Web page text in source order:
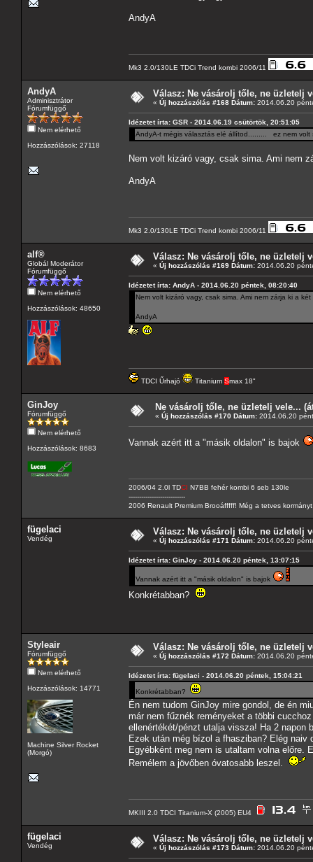
AndyA
Mk3 2.0/130LE TDCi Trend kombi 2006/11
AndyA
Adminisztrátor
Fórumfüggő
Nem elérhető
Hozzászólások: 27118
Válasz: Ne vásárolj tőle, ne üzletelj
« Új hozzászólás #168 Dátum: 2014.06.20
Idézetet írta: GSR - 2014.06.19 csütörtök, 20:51:05
AndyA-t mégis választás elé állítod......... ez nem volt
Nem volt kizáró vagy, csak sima. Ami nem
AndyA
Mk3 2.0/130LE TDCi Trend kombi 2006/11
alf®
Globál Moderátor
Fórumfüggő
Nem elérhető
Hozzászólások: 48650
Válasz: Ne vásárolj tőle, ne üzletelj
« Új hozzászólás #169 Dátum: 2014.06.20
Idézetet írta: AndyA - 2014.06.20 péntek, 08:20:40
Nem volt kizáró vagy, csak sima. Ami nem zárja ki a
AndyA
TDCI Űrhajó Titanium Smax 18"
GinJoy
Fórumfüggő
Nem elérhető
Hozzászólások: 8683
Ne vásárolj tőle, ne üzletelj vele...
« Új hozzászólás #170 Dátum: 2014.06.20
Vannak azért itt a "másik oldalon" is bajok
2006/04 2.0l TDCI N7BB fehér kombi 6 seb 130le
---------------------------
2006 Renault Premium Brooáfffff! Még a tetves
fügelaci
Vendég
Válasz: Ne vásárolj tőle, ne üzletelj
« Új hozzászólás #171 Dátum: 2014.06.20
Idézetet írta: GinJoy - 2014.06.20 péntek, 13:07:15
Vannak azért itt a "másik oldalon" is bajok
Konkrétabban?
Styleair
Fórumfüggő
Nem elérhető
Hozzászólások: 14771
Machine Silver Rocket
(Morgó)
Válasz: Ne vásárolj tőle, ne üzletelj
« Új hozzászólás #172 Dátum: 2014.06.20
Idézetet írta: fügelaci - 2014.06.20 péntek, 15:04:21
Konkrétabban?
Én nem tudom GinJoy mire gondol, de én
már nem fűznék reményeket a többi
ellenértékét/pénzt utalja vissza! Ha 2 napon
Ezek után még bízol a fhasziban? Elég naiv
Egyébként meg nem is utaltam volna előre.
Remélem a jövőben óvatosabb leszel.
MKIII 2.0 TDCI Titanium-X (2005) EU4
fügelaci
Vendég
Válasz: Ne vásárolj tőle, ne üzletelj
« Új hozzászólás #173 Dátum: 2014.06.20